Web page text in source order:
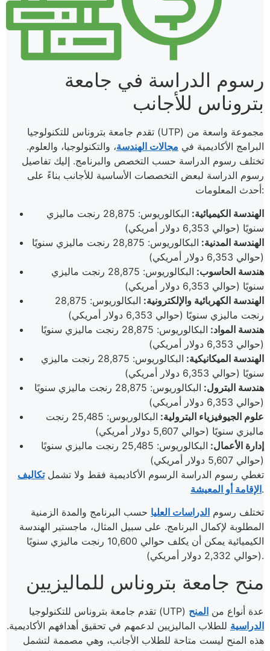
رسوم الدراسة في جامعة
بتروناس للأجانب
تقدم جامعة بتروناس للتكنولوجيا (UTP) مجموعة واسعة من
البرامج الأكاديمية في مجالات الهندسة، والتكنولوجيا، والعلوم.
تختلف رسوم الدراسة حسب التخصص والبرنامج. إليك تفاصيل
رسوم الدراسة لبعض التخصصات الأساسية للأجانب بناءً على
أحدث المعلومات:
الهندسة الكيميائية:
البكالوريوس: 28,875 رنجت ماليزي
سنويًا (حوالي 6,353 دولار أمريكي)
الهندسة المدنية:
البكالوريوس: 28,875 رنجت ماليزي سنويًا
(حوالي 6,353 دولار أمريكي)
هندسة الحاسوب:
البكالوريوس: 28,875 رنجت ماليزي
سنويًا (حوالي 6,353 دولار أمريكي)
الهندسة الكهربائية والإلكترونية:
البكالوريوس: 28,875
رنجت ماليزي سنويًا (حوالي 6,353 دولار أمريكي)
هندسة المواد:
البكالوريوس: 28,875 رنجت ماليزي سنويًا
(حوالي 6,353 دولار أمريكي)
الهندسة الميكانيكية:
البكالوريوس: 28,875 رنجت ماليزي
سنويًا (حوالي 6,353 دولار أمريكي)
هندسة البترول:
البكالوريوس: 28,875 رنجت ماليزي سنويًا
(حوالي 6,353 دولار أمريكي)
علوم الجيوفيزياء البترولية:
البكالوريوس: 25,485 رنجت
ماليزي سنويًا (حوالي 5,607 دولار أمريكي)
إدارة الأعمال:
البكالوريوس: 25,485 رنجت ماليزي سنويًا
(حوالي 5,607 دولار أمريكي)
تغطي رسوم الدراسة الرسوم الأكاديمية فقط ولا تشملتكاليف
الإقامة أو المعيشة.
تختلف رسوم الدراسات العليا حسب البرنامج والمدة الزمنية
المطلوبة لإكمال البرنامج. على سبيل المثال، ماجستير الهندسة
الكيميائية يمكن أن يكلف حوالي 10,600 رنجت ماليزي سنويًا
(حوالي 2,332 دولار أمريكي).
منح جامعة بتروناس للماليزيين
تقدم جامعة بتروناس للتكنولوجيا (UTP) عدة أنواع من المنح
الدراسية للطلاب الماليزيين لدعمهم في تحقيق أهدافهم الأكاديمية.
هذه المنح ليست متاحة للطلاب الأجانب، وهي مصممة لتشمل